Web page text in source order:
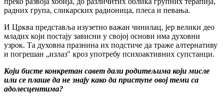
радних група, сликарских радионица, плеса и певања.
И Црква представља изузетно важан чинилац, јер велики део
младих који постају зависни у својој основи има духовни
узрок. Та духовна празнина их подстиче да траже алтернативу
и погрешан „излаз" кроз употребу психоактивних супстанци.
Који бисте конкретан савет дали родитељима који мисле
или се плаше да не знају како да приступе овој теми са
адолесцентима?